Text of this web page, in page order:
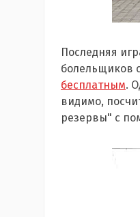
Последняя
болельщиков
бесплатным.
видимо,
резервы" с